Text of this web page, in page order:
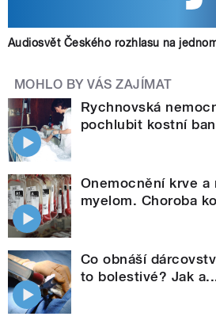
Audiosvět Českého rozhlasu na
MOHLO BY VÁS ZAJÍMAT
Rychnovská
pochlubit kostní
Onemocnění krve a
myelom. Choroba
Co obnáší
to bolestivé? Jak